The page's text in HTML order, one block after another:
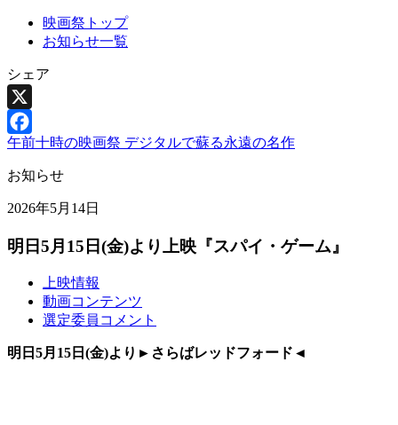
映画祭トップ
お知らせ一覧
シェア
X
Facebook
午前十時の映画祭 デジタルで蘇る永遠の名作
お知らせ
2026年5月14日
明日5月15日(金)より上映『スパイ・ゲーム』
上映情報
動画コンテンツ
選定委員コメント
明日5月15日(金)より►さらばレッドフォード◄